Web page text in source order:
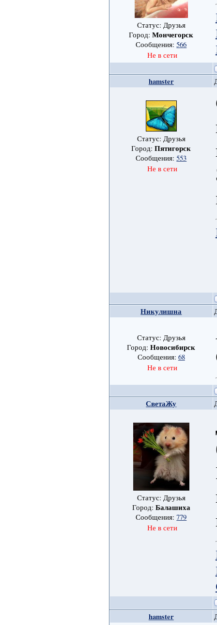
Статус: Друзья
Город:Мончегорск
Сообщения:566
Не в сети
hamster
Статус: Друзья
Город:Пятигорск
Сообщения:553
Не в сети
Никулишна
Статус: Друзья
Город:Новосибирск
Сообщения: 68
Не в сети
СветаЖу
Статус: Друзья
Город: Балашиха
Сообщения:779
Не в сети
hamster